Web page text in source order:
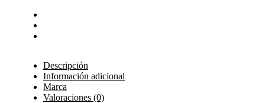
Descripción
Información adicional
Marca
Valoraciones (0)